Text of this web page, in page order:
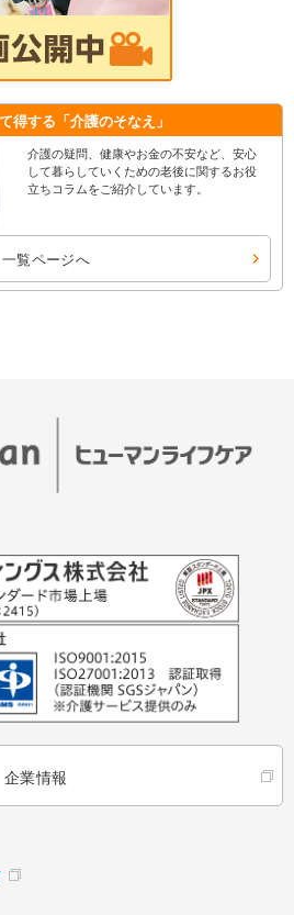
得する 「介護のそなえ」
介護の疑問、健康やお金の不安など、安心
して暮らしていくための老後に関するお役
立ちコラムをご紹介しています。
一覧ページへ
業情報